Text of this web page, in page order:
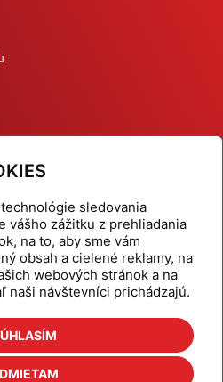
sledovania
vášho zážitku z prehliadania
na to, aby sme vám
obsah a cielené reklamy, na
webových stránok a na
naši návštevníci prichádzajú.
Produkty
Odber šikovné tipy
Cenníky
Referencie
Kontakt